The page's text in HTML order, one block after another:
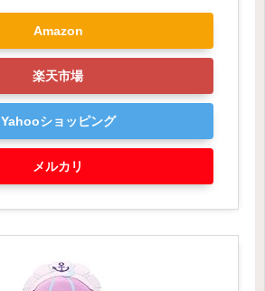
Amazon
楽天市場
Yahooショッピング
メルカリ